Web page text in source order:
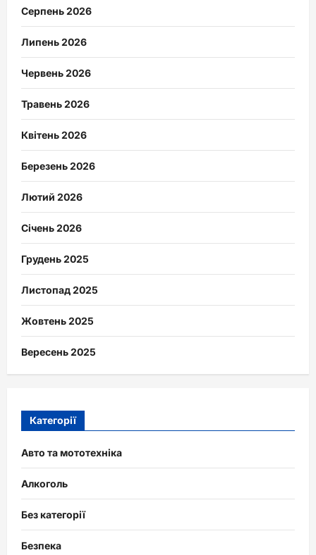
Серпень 2026
Липень 2026
Червень 2026
Травень 2026
Квітень 2026
Березень 2026
Лютий 2026
Січень 2026
Грудень 2025
Листопад 2025
Жовтень 2025
Вересень 2025
Категорії
Авто та мототехніка
Алкоголь
Без категорії
Безпека